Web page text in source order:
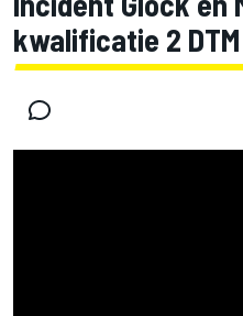
kwalificatie 2